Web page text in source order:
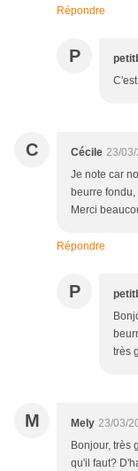
Répondre
P
C Cécile 23/
Je note car
beurre
Merci
Répondre
P
très
M Mely 23/03/
Bonjour, très
qu'il faut?